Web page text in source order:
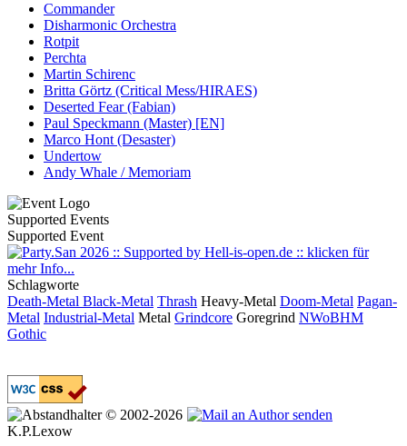
Commander
Disharmonic Orchestra
Rotpit
Perchta
Martin Schirenc
Britta Görtz (Critical Mess/HIRAES)
Deserted Fear (Fabian)
Paul Speckmann (Master) [EN]
Marco Hont (Desaster)
Undertow
Andy Whale / Memoriam
Supported Events
Supported Event
Schlagworte
Death-Metal Black-Metal Thrash Heavy-Metal Doom-Metal Pagan-
Metal Industrial-Metal Metal Grindcore Goregrind NWoBHM
Gothic
© 2002-2026
K.P.Lexow